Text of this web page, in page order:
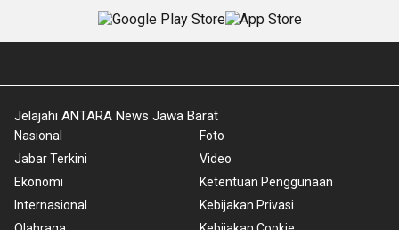
Jelajahi ANTARA News Jawa Barat
Nasional
Jabar Terkini
Ekonomi
Internasional
Foto
Video
Ketentuan Penggunaan
Kebijakan Privasi